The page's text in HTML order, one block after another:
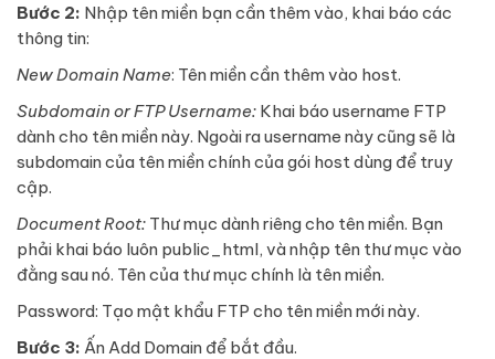
Bước 2: Nhập tên miền bạn cần thêm vào, khai báo các
thông tin:
New Domain Name: Tên miền cần thêm vào host.
Subdomain or FTP Username: Khai báo username FTP
dành cho tên miền này. Ngoài ra username này cũng sẽ là
subdomain của tên miền chính của gói host dùng để truy
cập.
Document Root: Thư mục dành riêng cho tên miền. Bạn
phải khai báo luôn public_html, và nhập tên thư mục vào
đằng sau nó. Tên của thư mục chính là tên miền.
Password: Tạo mật khẩu FTP cho tên miền mới này.
Bước 3: Ấn Add Domain để bắt đầu.